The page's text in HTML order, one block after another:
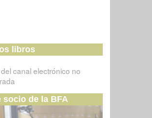
libros
canal electrónico no
socio de la BFA